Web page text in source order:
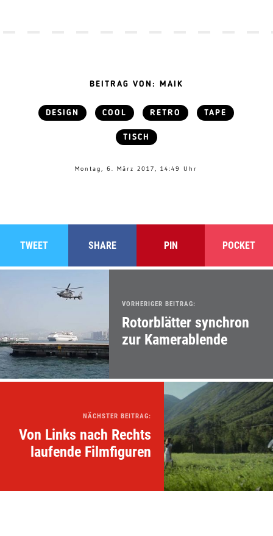
BEITRAG VON: MAIK
DESIGN COOL RETRO TAPE
TISCH
Montag, 6. März 2017, 14:49 Uhr
TWEET SHARE PIN POCKET
VORHERIGER BEITRAG:
Rotorblätter synchron
zur Kamerablende
NÄCHSTER BEITRAG:
Von Links nach Rechts
laufende Filmfiguren